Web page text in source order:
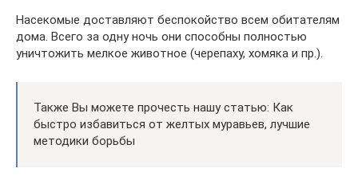
Насекомые доставляют беспокойство всем обитателям
дома. Всего за одну ночь они способны полностью
уничтожить мелкое животное (черепаху, хомяка и пр.).
Также Вы можете прочесть нашу статью: Как
быстро избавиться от желтых муравьев, лучшие
методики борьбы